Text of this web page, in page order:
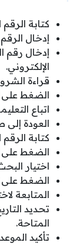
كتابة
إدخال
إدخال رقم
الإلكتروني.
قراءة
الضغط على
اتباع
العودة
كتابة
الضغط على
اختيار
الضغط على
المتابعة
تحديد
المتاحة.
تأكيد